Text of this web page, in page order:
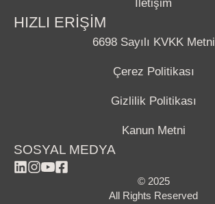
İletişim
HIZLI ERİŞİM
6698 Sayılı KVKK Metni
Çerez Politikası
Gizlilik Politikası
Kanun Metni
SOSYAL MEDYA
© 2025
All Rights Reserved